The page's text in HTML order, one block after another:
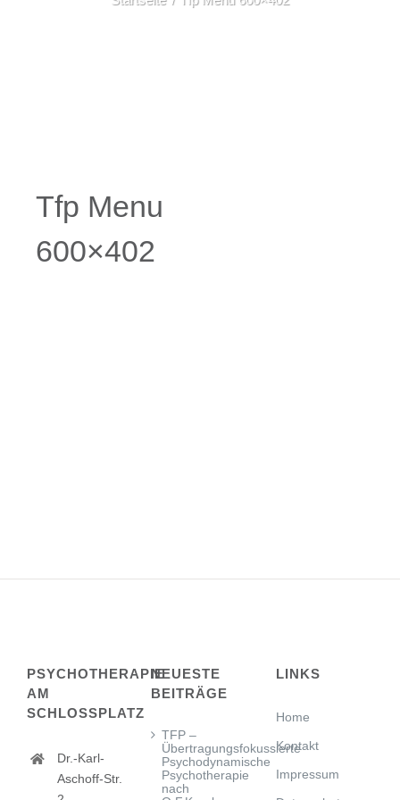
Tfp Menu
600×402
PSYCHOTHERAPIE
AM
SCHLOSSPLATZ
Dr.-Karl-
Aschoff-Str.
NEUESTE
BEITRÄGE
TFP –
Übertragungsfokussierte
Psychodynamische
Psychotherapie
nach
LINKS
Home
Kontakt
Impressum